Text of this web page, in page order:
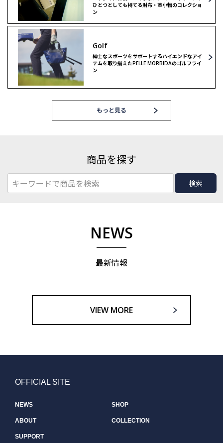
ひとつとしても持てる財布・革小物のコレクショ
ン
Golf
紳士なスポーツをサポートするハイエンドなアイ
テムを取り揃えたPELLE MORBIDAのゴルフライ
ン
もっと見る
商品を探す
検索
NEWS
最新情報
VIEW MORE
OFFICIAL SITE
NEWS SHOP
ABOUT COLLECTION
SUPPORT